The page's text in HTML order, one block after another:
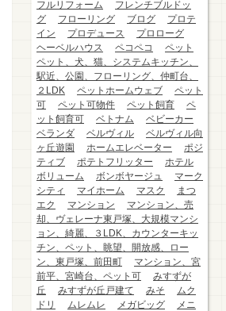
フルリフォーム
フレンチブルドッ
グ
フローリング ブログ
プロテ
イン
プロデュース
プロローグ
ヘーベルハウス
ペコペコ
ペット
ペット、犬、猫、システムキッチン、
駅近、公園、フローリング、仲町台、
２LDK
ペットホームウェブ
ペット
可
ペット可物件 ペット飼育
ペ
ット飼育可
ベトナム
ベビーカー
ベランダ
ベルヴィル
ベルヴィル向
ヶ丘遊園
ホームエレベーター
ポジ
ティブ
ポテトフリッター
ホテル
ボリューム
ボンボヤージュ
マーク
シティ
マイホーム マスク
まつ
エク
マンション
マンション、売
却、ヴェレーナ東戸塚、大規模マンシ
ョン、綺麗、３LDK、カウンターキッ
チン、ペット、眺望、開放感、ロー
ン、東戸塚、前田町
マンション、宮
前平、宮崎台、ペット可
みすずが
丘
みすずが丘戸建て みそ
ムク
ドリ
ムレムレ メガビッグ
メニ